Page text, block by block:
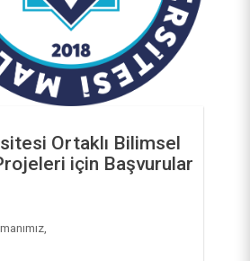
Ortaklı Bilimsel
için Başvurular